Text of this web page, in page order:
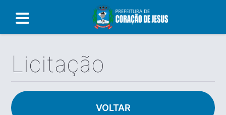
Licitação
VOLTAR